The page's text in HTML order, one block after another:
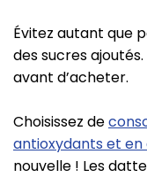
Évitez autant que
des sucres
avant d’acheter.
Choisissez de
antioxydants et en
nouvelle ! Les